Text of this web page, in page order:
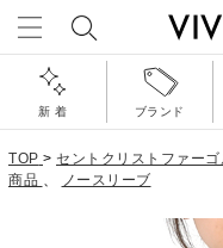
新 着 ブランド
TOP > セントクリストファー
商品 、 ノースリーブ